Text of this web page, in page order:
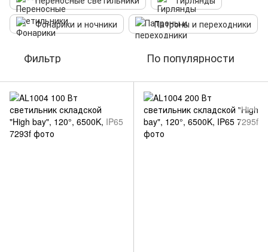
Фонарики и ночники
Патроны и переходники
Фильтр По популярности